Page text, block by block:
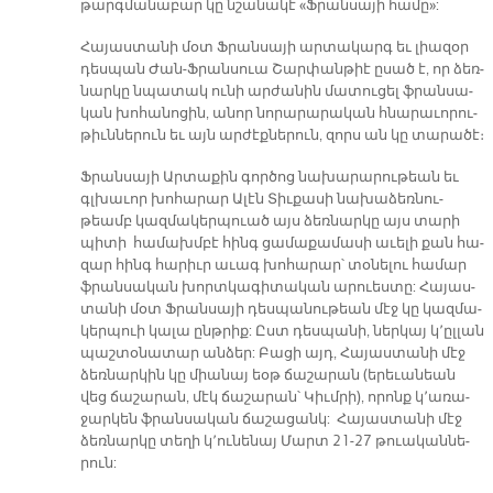
թարգ­մա­նա­բար կը նշա­նա­կէ «Ֆրան­սա­յի հա­մը»:
Հա­յաս­տա­նի մօտ Ֆրան­սա­յի ար­տա­կարգ եւ լիա­զօր
դես­պան Ժան-Ֆրան­սուա Շար­փան­թիէ ը­սած է, որ ձեռ­
նար­կը նպա­տակ ու­նի ար­ժա­նին մա­տու­ցել ֆրան­սա­
կան խո­հա­նո­ցին, ա­նոր նո­րա­րա­րա­կան հնա­րա­ւո­րու­
թիւն­նե­րուն եւ այն ար­ժէք­նե­րուն, զորս ան կը տա­րա­ծէ։
Ֆրան­սա­յի Ար­տա­քին գոր­ծոց նա­խա­րա­րու­թեան եւ
գլխա­ւոր խո­հա­րար Ա­լէն Տիւ­քա­սի նա­խա­ձեռ­նու­
թեամբ կազ­մա­կեր­պուած այս ձեռ­նար­կը այս տա­րի
պի­տի հա­մախմ­բէ հինգ ցա­մա­քա­մա­սի ա­ւե­լի քան հա­
զար հինգ հա­րիւր ա­ւագ խո­հա­րար՝ տօ­նե­լու հա­մար
ֆրան­սա­կան խորտ­կա­գի­տա­կան ա­րուես­տը: Հա­յաս­
տա­նի մօտ Ֆրան­սա­յի դես­պա­նու­թեան մէջ կը կազ­մա­
կեր­պուի կա­լա ընթ­րիք: Ըստ դես­պա­նի, ներ­կայ կ՚ըլ­լան
պաշ­տօ­նա­տար ան­ձեր: Բա­ցի այդ, Հա­յաս­տա­նի մէջ
ձեռ­նար­կին կը միա­նայ եօթ ճա­շա­րան (ե­րե­ւա­նեան
վեց ճա­շա­րան, մէկ ճա­շա­րան՝ Կիւմ­րի), ո­րոնք կ՚ա­ռա­
ջար­կեն ֆրան­սա­կան ճա­շա­ցանկ: Հա­յաս­տա­նի մէջ
ձեռ­նար­կը տե­ղի կ՚ու­նե­նայ Մարտ 21-27 թուա­կան­նե­
րուն: